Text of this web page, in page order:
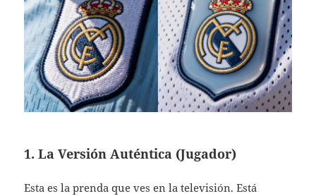
1. La Versión Auténtica (Jugador)
Esta es la prenda que ves en la televisión. Está